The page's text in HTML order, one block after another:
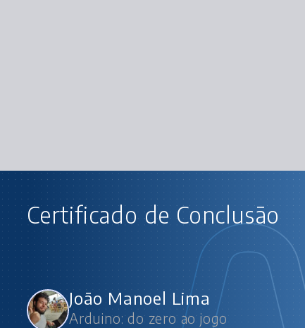
Certificado de Conclusão
João Manoel Lima
Arduino: do zero ao jogo